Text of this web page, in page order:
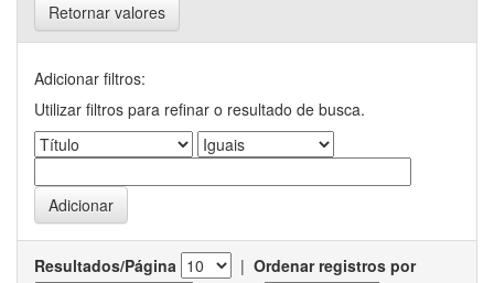
Retornar valores
Adicionar filtros:
Utilizar filtros para refinar o resultado de busca.
Resultados/Página | Ordenar registros por